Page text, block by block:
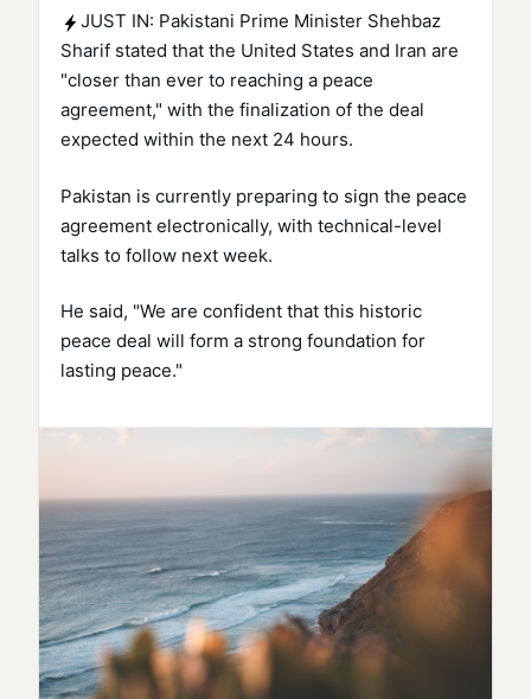
JUST IN: Pakistani Prime Minister Shehbaz
Sharif stated that the United States and Iran are
"closer than ever to reaching a peace
agreement," with the finalization of the deal
expected within the next 24 hours.
Pakistan is currently preparing to sign the peace
agreement electronically, with technical-level
talks to follow next week.
He said, "We are confident that this historic
peace deal will form a strong foundation for
lasting peace."